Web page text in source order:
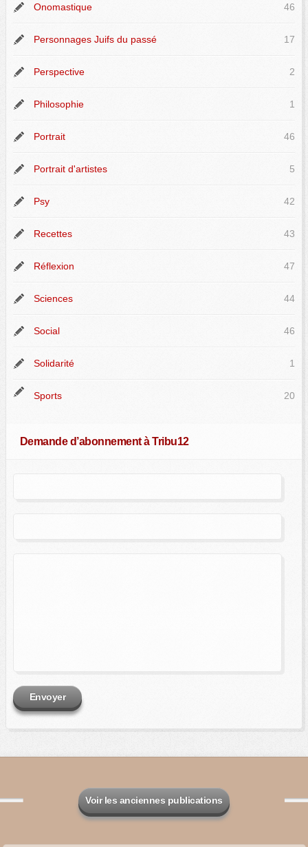
Onomastique 46
Personnages Juifs du passé 17
Perspective 2
Philosophie 1
Portrait 46
Portrait d'artistes 5
Psy 42
Recettes 43
Réflexion 47
Sciences 44
Social 46
Solidarité 1
Sports 20
Demande d’abonnement à Tribu12
Envoyer
Voir les anciennes publications